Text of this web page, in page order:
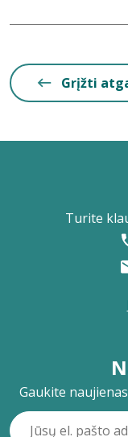
Grįžti
Turite
Gaukite